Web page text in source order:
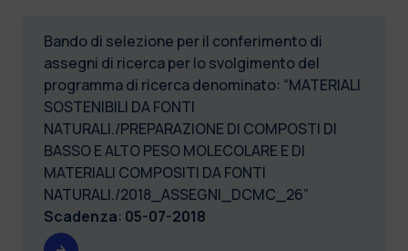
Bando di selezione per il conferimento di
assegni di ricerca per lo svolgimento del
programma di ricerca denominato: “MATERIALI
SOSTENIBILI DA FONTI
NATURALI./PREPARAZIONE DI COMPOSTI DI
BASSO E ALTO PESO MOLECOLARE E DI
MATERIALI COMPOSITI DA FONTI
NATURALI./2018_ASSEGNI_DCMC_26”
Scadenza: 05-07-2018